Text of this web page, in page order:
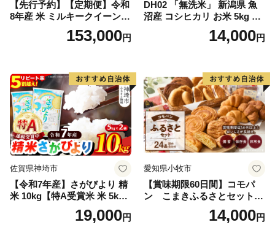
【先行予約】【定期便】令和
8年産 米 ミルキークイーン
白米 45kg (5kg×9回) | ミルキ
ークイーン 米5kg 福島 福島
福島県 南相馬市 cu006-ae
153,000円
DH02 「無洗米」 新潟県 魚
沼産 コシヒカリ お米 5kg こ
しひかり 精米 米（お米の美
味しい炊き方ガイド付き）
14,000円
佐賀県神埼市
【令和7年産】さがびより 精
米 10kg【特A受賞米 米 5kg×
2袋 お米 コメ こめ 国産 美味
しい ブランド米 人気 ランキ
19,000円
愛知県小牧市
【賞味期限60日間】コモパ
ン こまきふるさとセット
（24個入り）／災害用備蓄
保存食 非常食 防災グッズに
14,000円